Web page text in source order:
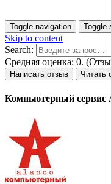
Toggle navigation Toggle
Skip to content
Search:
Средняя оценка: 0.
Написать отзыв Читать
Компьютерный сервис